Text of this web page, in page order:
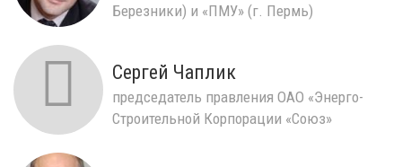
Березники) и «ПМУ» (г. Пермь)
Сергей Чаплик
председатель правления ОАО «Энерго-
Строительной Корпорации «Союз»